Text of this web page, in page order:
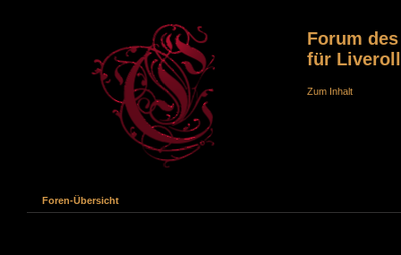
Forum
für
Zum Inhalt
Foren-Übersicht